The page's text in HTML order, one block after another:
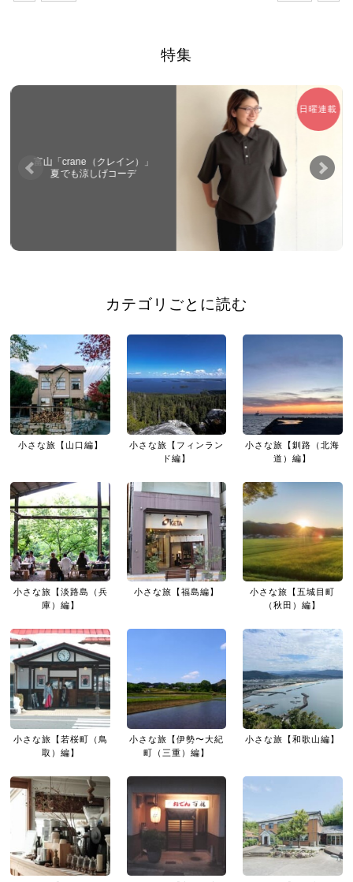
特集
日曜連載
富山「crane（クレイン）」
夏でも涼しげコーデ
カテゴリごとに読む
小さな旅【山口編】
小さな旅【フィンラン
ド編】
小さな旅【釧路（北海
道）編】
小さな旅【淡路島（兵
庫）編】
小さな旅【福島編】
小さな旅【五城目町
（秋田）編】
小さな旅【若桜町（鳥
取）編】
小さな旅【伊勢〜大紀
町（三重）編】
小さな旅【和歌山編】